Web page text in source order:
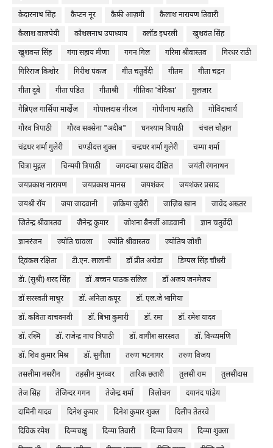
केदारनाथ सिंह
कैप्टन नूर कैफ़ी आज़मी
कैलाश नारायण तिवारी
कैलाश वाजपेयी
कौशलनाथ उपाध्याय क्लॉड इथरली
खुशवंत सिंह
खुशवन्त सिंह
गंगा सहाय मीणा गगन गिल गरिमा श्रीवास्तव
गिरधर राठी
गिरिराज किशोर
गिरीश पंकज गीत चतुर्वेदी गीतम
गीता चंद्रन
गीता दूबे
गीता पंडित गीताश्री गीतिका 'वेदिका'
गुलज़ार
गैब्रिएल गार्सिया मार्खे़ज़
गोपालदास नीरज गोपीनाथ महांति
गोविंदाचार्य
गौरव त्रिपाठी
गौरव सक्सेना "अदीब" घनश्याम त्रिपाठी
चंचल चौहान
चंद्रधर शर्मा गुलेरी
चण्डीदत्त शुक्ल चन्द्रधर शर्मा गुलेरी
चम्पा शर्मा
चित्रा मुद्गल
चिन्मयी त्रिपाठी जगदम्बा प्रसाद दीक्षित
जयंती रंगनाथन
जयप्रकाश नारायण
जयप्रकाश मानस जयशंकर
जयशंकर प्रसाद
जयश्री रॉय
जया जादवानी ज़किया ज़ुबैरी जाज़िब ख़ान
जावेद अख़्तर
जितेन्द्र श्रीवास्तव
जैनेन्द्र कुमार जोशना बैनर्जी आडवानी
ज्ञान चतुर्वेदी
ज्ञानरंजन
ज्योति चावला ज्योति श्रीवास्तव
ज्योतिष जोशी
टि्वंकल रक्षिता
टी.एन. लालानी ड़ॉ प्रीत अरोड़ा
डिम्पल सिंह चौधरी
डॅा. (सुश्री) शरद सिंह
डॉ .बच्चन पाठक सलिल
डॉ अजय जनमेजय
डॉ सरस्वती माथुर
डॉ. अनिता कपूर
डॉ. एल.जे भागिया
डॉ. कविता वाचक्नवी
डॉ. बिभा कुमारी डॉ. रमा
डॉ. रमेश यादव
डॉ. रश्मि
डॉ. राजेन्द्र नाथ त्रिपाठी डॉ. वागीश सारस्वत
डॉ. विन्ध्यमणि
डॉ. शिव कुमार मिश्र
डॉ. सुनीता तरुण भटनागर
तरुण विजय
तसलीमा नसरीन
तहसीन मुनव्वर तारिक छतारी तुलसी राम
तुलसीदास
तेज सिंह
तेजिन्दर गगन तेजेन्द्र शर्मा त्रिलोचन
दयानंद पांडेय
दामिनी यादव
दिनेश कुमार दिनेश कुमार शुक्ल
दिलीप तेतरवे
दिविक रमेश
दिव्यचक्षु दिव्या तिवारी दिव्या विजय
दिव्या शुक्ला